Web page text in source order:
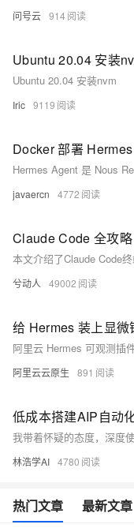
问号云 914
Ubuntu 20.04 安装
Ubuntu 20.04 安装nvm
Iric 9119
javaercn 4772
兮动人 49002
给 Hermes 装上显
阿里云云原生 891
林浩学AI 4780
热门文章 最新文章